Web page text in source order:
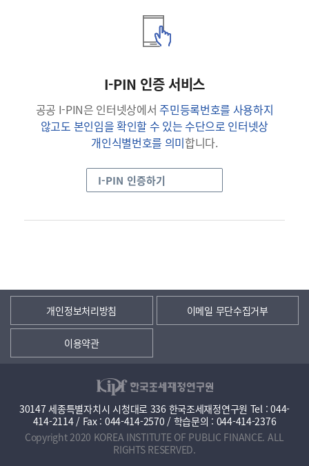
I-PIN 인증 서비스
공공 I-PIN은 인터넷상에서주민등록번호를 사용하지
않고도 본인임을 확인할 수 있는 수단으로 인터넷상
개인식별번호를 의미합니다.
I-PIN 인증하기
개인정보처리방침 이메일 무단수집거부
이용약관
30147 세종특별자치시 시청대로 336 한국조세재정연구원 Tel : 044-
414-2114 / Fax : 044-414-2570 / 학습문의 : 044-414-2376
Copyright 2020 KOREA INSTITUTE OF PUBLIC FINANCE. ALL
RIGHTS RESERVED.